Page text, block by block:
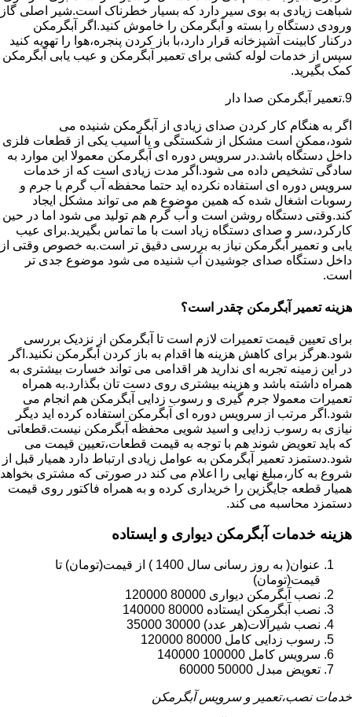
شباهت زیادی به بوی سیر دارد که بسیار خطرناک است.شیر اصلی گاز
ورودی دستگاه را بسته و آبگرمکن را خاموش کنید.اگر آبگرمکن
درکنار کابینت آشپزخانه قرار دارد،با باز کردن پنجره،هوا را تهویه کنید
سپس از خدمات لوله کشی برای تعمیر آبگرمکن و عیب یابی آبگرمکن
کمک بگیرید.
9.تعمیر آبگرمکن صدا دار
اگر به هنگام کار کردن صدای زیادی از آبگرمکن شنیده می
شود،ممکن است مشکل از شکستگی و یا آسیب یکی از قطعات فلزی
داخل دستگاه باشد.در سرویس دوره ای آبگرمکن معمولا این موارد به
سادگی تشخیص داده می شود.اگر مدت زیادی است که از خدمات
سرویس دوره ای استفاده نکرده اید حتما محفظه آب گرم با جرم و
رسوبات اشغال شده که همین موضوع هم می تواند مشکل ایجاد
کند.وقتی دستگاه روشن است و آب گرم هم تولید می شود اما در حین
کارکرد،سر و صدای دستگاه زیاد است با ما تماس بگیرید.برای عیب
یابی و تعمیر آبگرمکن نیاز به بررسی دقیق تر است.به خصوص وقتی از
داخل دستگاه صدای جوشیدن آب شنیده می شود موضوع جدی تر
است.
هزینه تعمیر آبگرمکن چقدر است؟
برای تعیین قیمت تعمیرات لازم است تا آبگرمکن از نزدیک بررسی
شود.هرگز برای کاهش هزینه ها اقدام به باز کردن آبگرمکن نکنید.اگر
در این زمینه تجربه ای ندارید هر اقدامی می تواند خسارت بیشتری به
همراه داشته باشد و هزینه بیشتری روی دست تان بگذارد.به همراه
تعمیرات معمولا جرم گیری و رسوب زدایی آبگرمکن هم انجام می
شود.اگر مرتب از سرویس دوره ای آبگرمکن استفاده کرده اید دیگر
نیازی به رسوب زدایی و اسید شویی محفظه آبگرمکن نیست.قطعاتی
که باید تعویض شوند هم با توجه به قیمت قطعات،تعیین قیمت می
شود.دستمزد تعمیر آبگرمکن به عوامل زیادی ارتباط دارد همیار قبل از
شروع به کار،مبلغ نهایی را اعلام می کند در صورتی که مشتری بخواهد
همیار قطعه جایگزین را خریداری کرده و به همراه فاکتور روی قیمت
دستمزد محاسبه می کند.
هزینه خدمات آبگرمکن دیواری و ایستاده
عنوان( به روز رسانی سال 1400 ) از قیمت(تومان) تا
قیمت(تومان)
نصب آبگرمکن دیواری 80000 120000
نصب آبگرمکن ایستاده 80000 140000
نصب شیرآلات(هر عدد) 30000 35000
رسوب زدایی کامل 80000 120000
سرویس کامل 100000 140000
تعویض مبدل 50000 60000
خدمات نصب،تعمیر و سرویس آبگرمکن